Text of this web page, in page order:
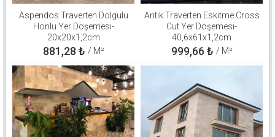
Aspendos Traverten Dolgulu
Honlu Yer Döşemesi-
20x20x1,2cm
881,28 ₺ / M²
Antik Traverten Eskitme Cross
Cut Yer Döşemesi-
40,6x61x1,2cm
999,66 ₺ / M²